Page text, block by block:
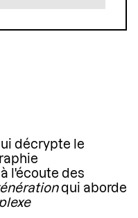
décrypte le
l'écoute des
qui aborde